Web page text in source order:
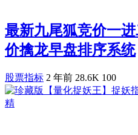
最新九尾狐竞价一
价擒龙早盘排序系统
股票指标 2 年前 28.6K 100